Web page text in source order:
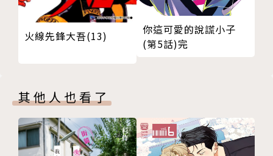
火線先鋒大吾(13)
你這可愛的說謊小子
(第5話)完
其他人也看了